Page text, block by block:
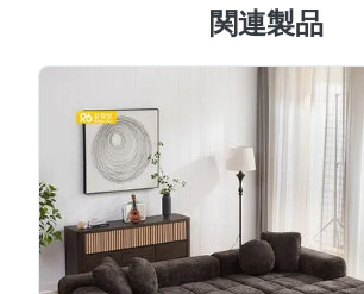
ェア 人間工学に基づいた快適なデザイ
ジの座面とサポート力のある背もたれ
掛けのデザインにはオットマンが含ま
はリクライニングスペースとして多目
リビングルーム、書斎、小さなアパー
とスタイリッシュな機能性を兼ね備え
様 製品名 圧縮シングルソファ 材料 高
ブリック ストライプのベルベット生地
関連製品